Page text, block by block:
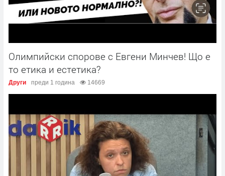
Олимпийски спорове с Евгени Минчев! Що е
то етика и естетика?
Други преди 1 година 14669